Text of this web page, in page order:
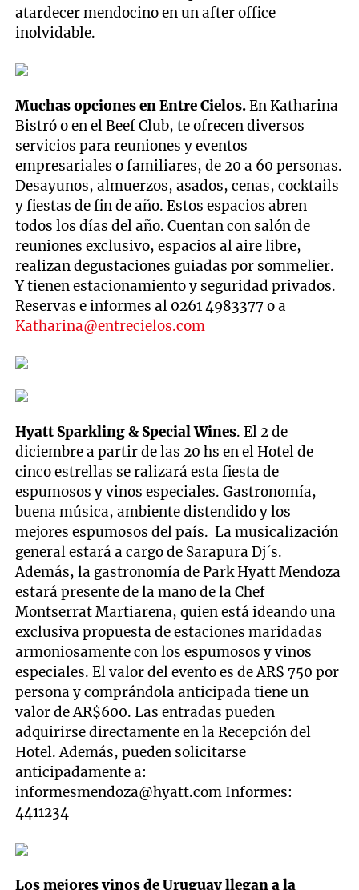
atardecer mendocino en un after office
inolvidable.
Muchas opciones en Entre Cielos.En Katharina
Bistró o en el Beef Club, te ofrecen diversos
servicios para reuniones y eventos
empresariales o familiares, de 20 a 60 personas.
Desayunos, almuerzos, asados, cenas, cocktails
y fiestas de fin de año. Estos espacios abren
todos los días del año. Cuentan con salón de
reuniones exclusivo, espacios al aire libre,
realizan degustaciones guiadas por sommelier.
Y tienen estacionamiento y seguridad privados.
Reservas e informes al 0261 4983377 o a
Katharina@entrecielos.com
Hyatt Sparkling & Special Wines. El 2 de
diciembre a partir de las 20 hs en el Hotel de
cinco estrellas se ralizará esta fiesta de
espumosos y vinos especiales. Gastronomía,
buena música, ambiente distendido y los
mejores espumosos del país. La musicalización
general estará a cargo de Sarapura Dj´s.
Además, la gastronomía de Park Hyatt Mendoza
estará presente de la mano de la Chef
Montserrat Martiarena, quien está ideando una
exclusiva propuesta de estaciones maridadas
armoniosamente con los espumosos y vinos
especiales. El valor del evento es de AR$ 750 por
persona y comprándola anticipada tiene un
valor de AR$600. Las entradas pueden
adquirirse directamente en la Recepción del
Hotel. Además, pueden solicitarse
anticipadamente a:
informesmendoza@hyatt.com Informes:
4411234
Los mejores vinos de Uruguay llegan a la